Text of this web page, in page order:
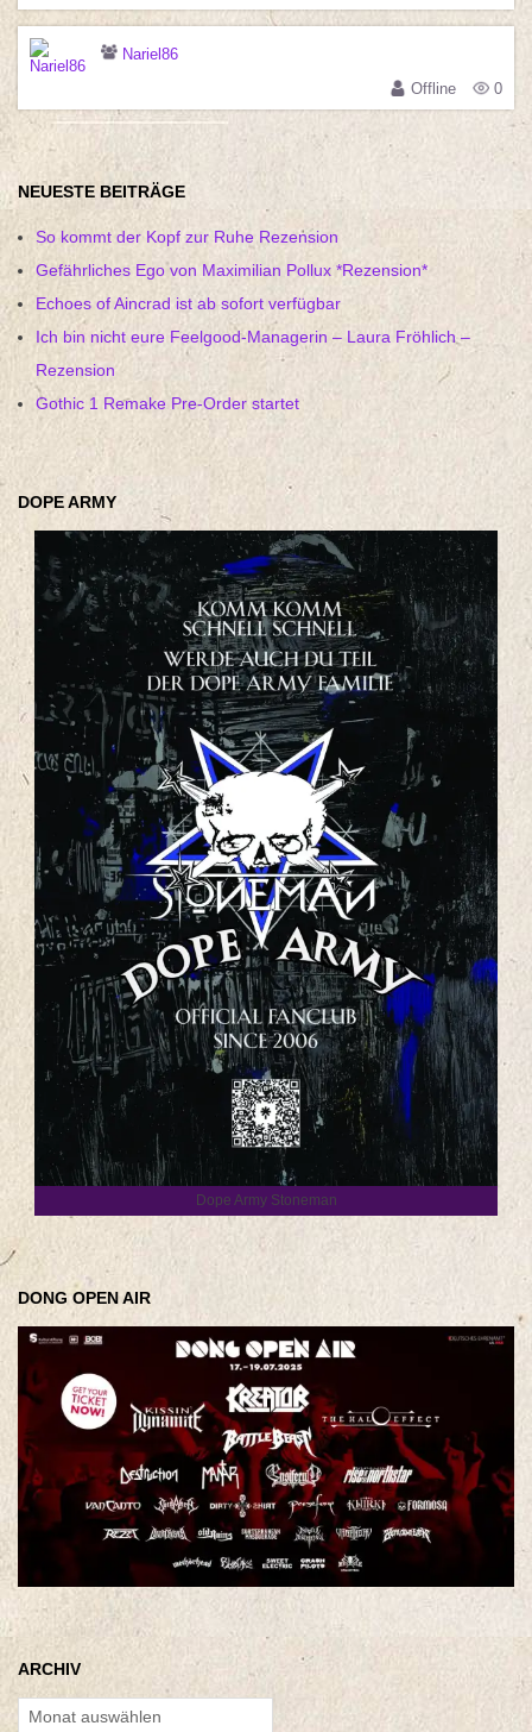
Nariel86
Offline
0
NEUESTE BEITRÄGE
So kommt der Kopf zur Ruhe Rezension
Gefährliches Ego von Maximilian Pollux *Rezension*
Echoes of Aincrad ist ab sofort verfügbar
Ich bin nicht eure Feelgood-Managerin – Laura Fröhlich –
Rezension
Gothic 1 Remake Pre-Order startet
DOPE ARMY
Dope Army Stoneman
DONG OPEN AIR
ARCHIV
Archiv